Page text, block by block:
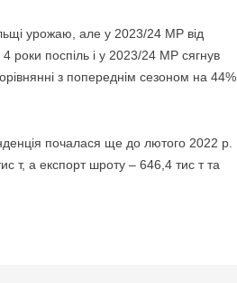
урожаю, але у 2023/24 МР від
роки поспіль і у 2023/24 МР сягнув
з попереднім сезоном на 44%
почалася ще до лютого 2022 р.
т, а експорт шроту – 646,4 тис т та